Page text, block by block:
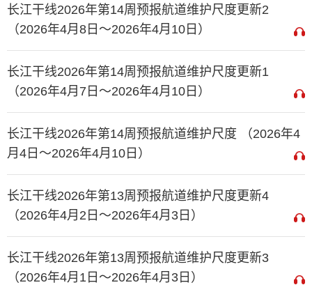
长江干线2026年第14周预报航道维护尺度更新2
（2026年4月8日～2026年4月10日）
长江干线2026年第14周预报航道维护尺度更新1
（2026年4月7日～2026年4月10日）
长江干线2026年第14周预报航道维护尺度 （2026年4
月4日～2026年4月10日）
长江干线2026年第13周预报航道维护尺度更新4
（2026年4月2日～2026年4月3日）
长江干线2026年第13周预报航道维护尺度更新3
（2026年4月1日～2026年4月3日）